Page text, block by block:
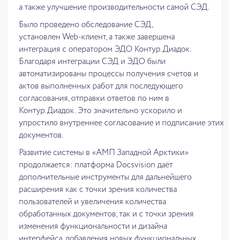
а также улучшение производительности самой СЭД.
Было проведено обследование СЭД,
установлен Web-клиент, а также завершена
интеграция с оператором ЭДО Контур.Диадок.
Благодаря интеграции СЭД и ЭДО были
автоматизированы процессы получения счетов и
актов выполненных работ для последующего
согласования, отправки ответов по ним в
Контур.Диадок. Это значительно ускорило и
упростило внутреннее согласование и подписание этих
документов.
Развитие системы в «АМП Западной Арктики»
продолжается: платформа Docsvision даёт
дополнительные инструменты для дальнейшего
расширения как с точки зрения количества
пользователей и увеличения количества
обработанных документов, так и с точки зрения
изменения функциональности и дизайна